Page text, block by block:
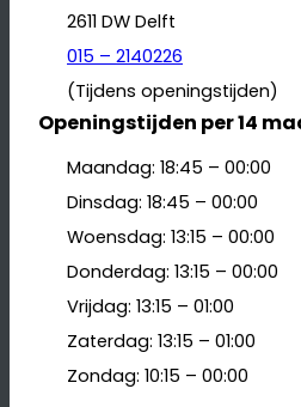
2611 DW Delft
015 – 2140226
(Tijdens openingstijden)
Openingstijden per 14
Maandag: 18:45 – 00:00
Dinsdag: 18:45 – 00:00
Woensdag: 13:15 – 00:00
Donderdag: 13:15 – 00:00
Vrijdag: 13:15 – 01:00
Zaterdag: 13:15 – 01:00
Zondag: 10:15 – 00:00